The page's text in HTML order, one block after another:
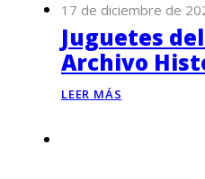
17 de diciembre de
Juguetes
Archivo
LEER MÁS